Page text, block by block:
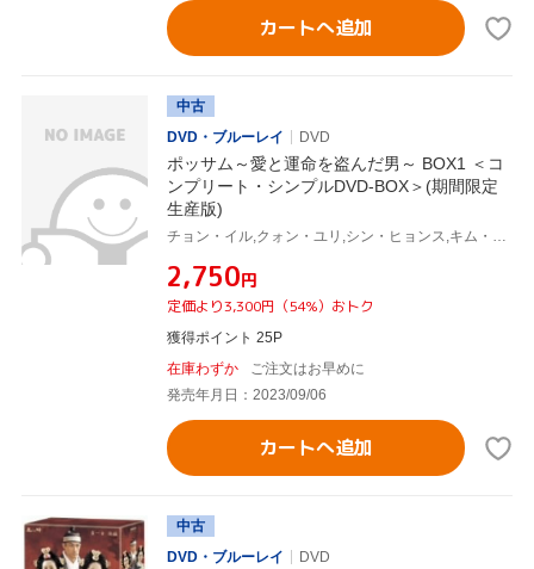
カートへ追加
中古
DVD・ブルーレイ
DVD
ポッサム～愛と運命を盗んだ男～ BOX1 ＜コ
ンプリート・シンプルDVD-BOX＞(期間限定
生産版)
チョン・イル,クォン・ユリ,シン・ヒョンス,キム・テウ
¥2,750円
定価より3,300円（54%）おトク
獲得ポイント 25P
在庫わずか
ご注文はお早めに
発売年月日：2023/09/06
カートへ追加
中古
DVD・ブルーレイ
DVD